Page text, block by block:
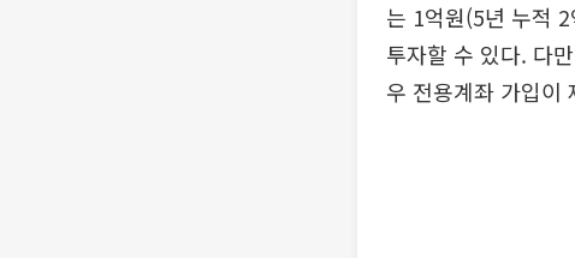
는 1억원(5년 누적
투자할 수 있다. 다
우 전용계좌 가입이